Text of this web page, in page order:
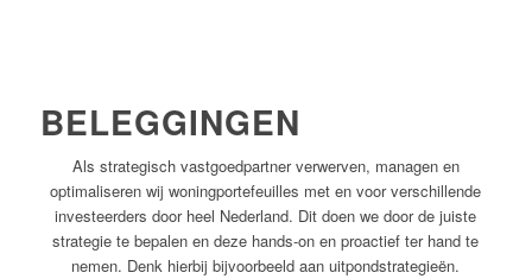
BELEGGINGEN
Als strategisch vastgoedpartner verwerven, managen en
optimaliseren wij woningportefeuilles met en voor verschillende
investeerders door heel Nederland. Dit doen we door de juiste
strategie te bepalen en deze hands-on en proactief ter hand te
nemen. Denk hierbij bijvoorbeeld aan uitpondstrategieën.